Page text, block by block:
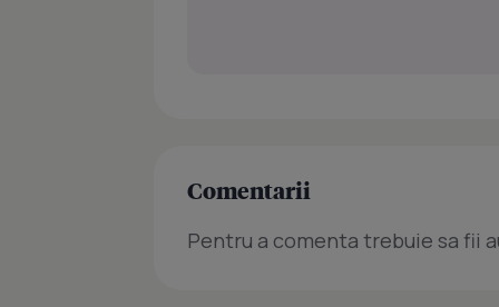
Comentarii
Pentru a comenta trebuie sa fii